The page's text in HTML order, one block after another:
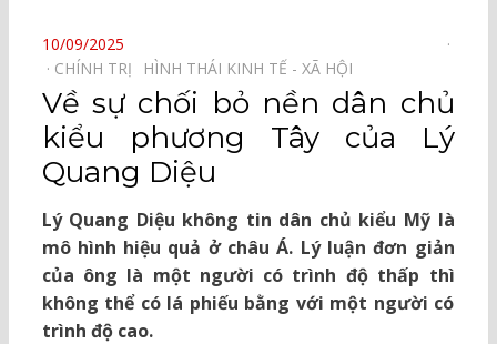
POSTED
ON
10/09/2025
CHÍNH TRỊ⠀
HÌNH THÁI KINH TẾ - XÃ HỘI⠀
Về sự chối bỏ nền dân chủ
kiểu phương Tây của Lý
Quang Diệu
Lý Quang Diệu không tin dân chủ kiểu Mỹ là
mô hình hiệu quả ở châu Á. Lý luận đơn giản
của ông là một người có trình độ thấp thì
không thể có lá phiếu bằng với một người có
trình độ cao.